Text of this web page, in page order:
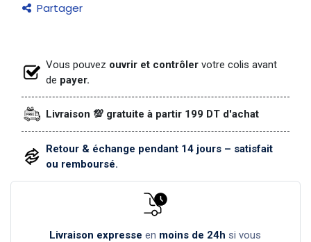
Partager
Vous pouvez ouvrir et contrôler votre colis avant
de payer.
Livraison 💯 gratuite à partir 199 DT d'achat
Retour & échange pendant 14 jours – satisfait
ou remboursé.
Livraison expresse en moins de 24h si vous